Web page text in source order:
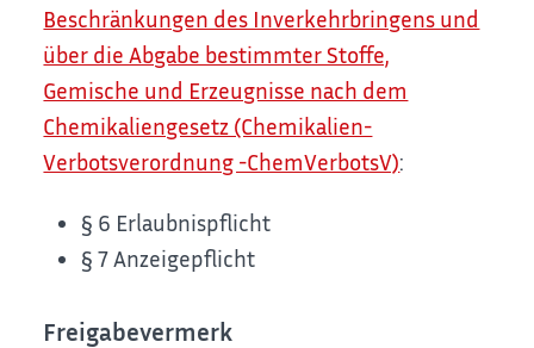
Beschränkungen des Inverkehrbringens und
über die Abgabe bestimmter Stoffe,
Gemische und Erzeugnisse nach dem
Chemikaliengesetz (Chemikalien-
Verbotsverordnung -ChemVerbotsV):
§ 6 Erlaubnispflicht
§ 7 Anzeigepflicht
Freigabevermerk